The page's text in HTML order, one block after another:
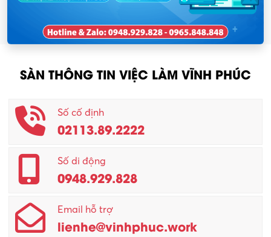
SÀN THÔNG TIN VIỆC LÀM VĨNH PHÚC
Số cố định
02113.89.2222
Số di động
0948.929.828
Email hỗ trợ
lienhe@vinhphuc.work